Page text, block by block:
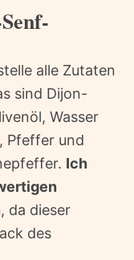
alle Zutaten
sind Dijon-
Wasser
Pfeffer und
Ich
, da dieser
des